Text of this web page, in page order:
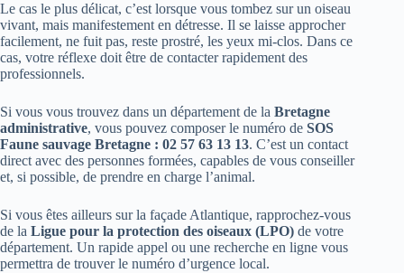
Le cas le plus délicat, c’est lorsque vous tombez sur un oiseau
vivant, mais manifestement en détresse. Il se laisse approcher
facilement, ne fuit pas, reste prostré, les yeux mi-clos. Dans ce
cas, votre réflexe doit être de contacter rapidement des
professionnels.
Si vous vous trouvez dans un département de la Bretagne
administrative, vous pouvez composer le numéro de SOS
Faune sauvage Bretagne : 02 57 63 13 13. C’est un contact
direct avec des personnes formées, capables de vous conseiller
et, si possible, de prendre en charge l’animal.
Si vous êtes ailleurs sur la façade Atlantique, rapprochez-vous
de la Ligue pour la protection des oiseaux (LPO) de votre
département. Un rapide appel ou une recherche en ligne vous
permettra de trouver le numéro d’urgence local.